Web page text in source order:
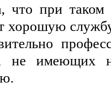
что при таком
хорошую
не имеющих